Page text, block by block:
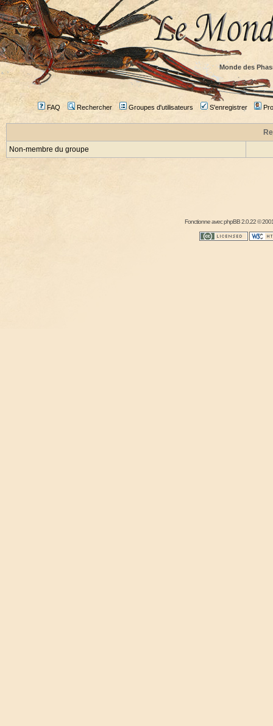
Monde des
FAQ Rechercher Groupes d'utilisateurs S'enregistrer
Non-membre du groupe
Fonctionne avecphpBB2.0.22 ©